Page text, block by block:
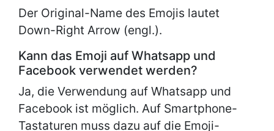
Der Original-Name des Emojis lautet
Down-Right Arrow (engl.).
Kann das Emoji auf Whatsapp und
Facebook verwendet werden?
Ja, die Verwendung auf Whatsapp und
Facebook ist möglich. Auf Smartphone-
Tastaturen muss dazu auf die Emoji-